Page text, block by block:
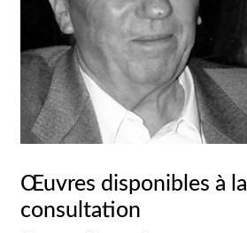
Œuvres disponibles à la
consultation